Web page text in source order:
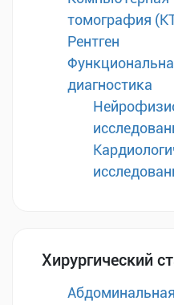
томография
Рентген
диагностика
Хирургический